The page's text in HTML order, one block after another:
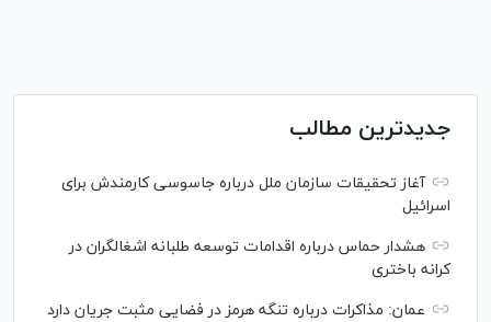
جدیدترین مطالب
آغاز تحقیقات سازمان ملل درباره جاسوسی کارمندش برای
اسرائیل
هشدار حماس درباره اقدامات توسعه طلبانه اشغالگران در
کرانه باختری
عمان: مذاکرات درباره تنگه هرمز در فضایی مثبت جریان دارد